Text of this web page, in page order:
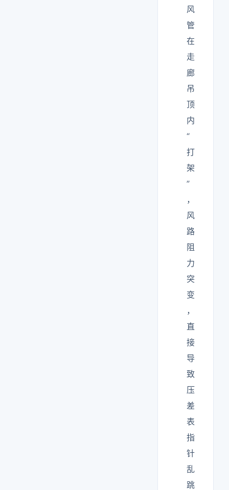
风
管
在
走
廊
吊
顶
内
“
打
架
”
，
风
路
阻
力
突
变
，
直
接
导
致
压
差
表
指
针
乱
跳